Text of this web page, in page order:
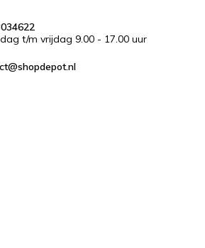
t/m vrijdag 9.00 - 17.00 uur